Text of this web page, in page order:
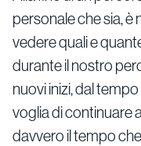
personale che sia,
vedere quali e
durante il nostro
nuovi inizi, dal
voglia di continuare
davvero il tempo